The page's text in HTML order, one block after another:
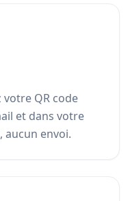
QR code
et dans votre
aucun envoi.